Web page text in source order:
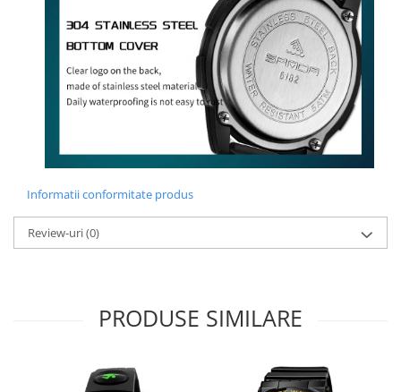
Informatii conformitate produs
Review-uri(0)
PRODUSE SIMILARE